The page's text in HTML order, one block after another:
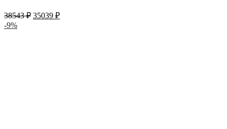
38543₽ 35039 ₽
-9%